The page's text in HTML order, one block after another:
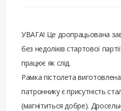
УВАГА! Це доопрацьована
без недоліків стартової
працює як слід.
Рамка пістолета виготовлена
патроннику є присутність
(магнітиться добре).